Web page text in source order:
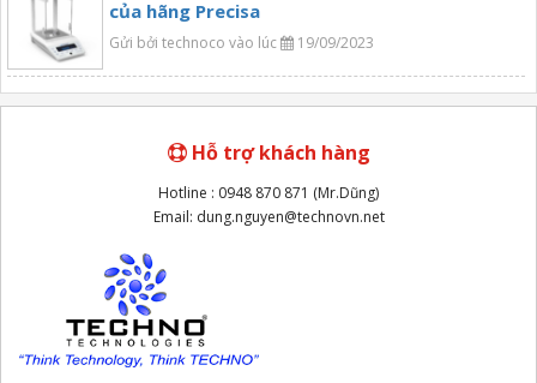
của hãng Precisa
Gửi bởi technoco vào lúc 19/09/2023
Hỗ trợ khách hàng
Hotline : 0948 870 871 (Mr.Dũng)
Email: dung.nguyen@technovn.net